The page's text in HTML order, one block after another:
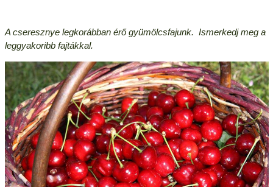
A cseresznye legkorábban érő gyümölcsfajunk. Ismerkedj meg a
leggyakoribb fajtákkal.